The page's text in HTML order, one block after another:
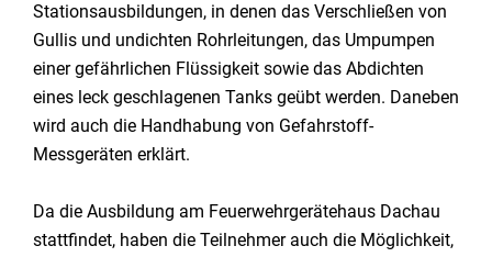
Stationsausbildungen, in denen das Verschließen von
Gullis und undichten Rohrleitungen, das Umpumpen
einer gefährlichen Flüssigkeit sowie das Abdichten
eines leck geschlagenen Tanks geübt werden. Daneben
wird auch die Handhabung von Gefahrstoff-
Messgeräten erklärt.
Da die Ausbildung am Feuerwehrgerätehaus Dachau
stattfindet, haben die Teilnehmer auch die Möglichkeit,